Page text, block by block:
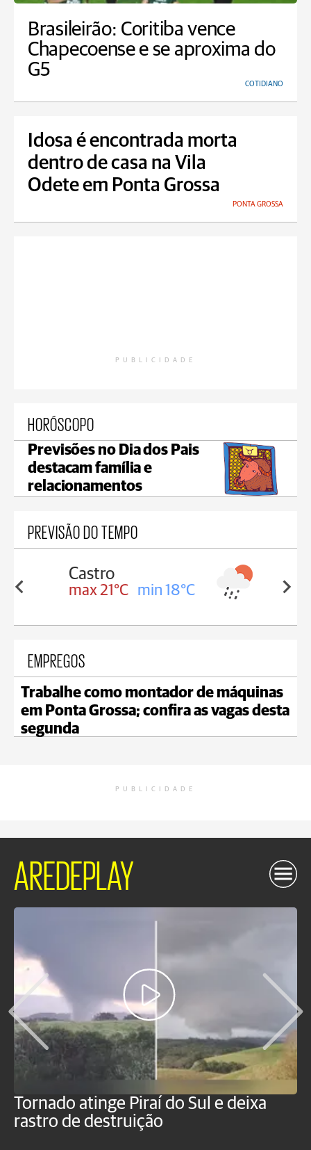
Brasileirão: Coritiba vence
Chapecoense e se aproxima do
G5
COTIDIANO
Idosa é encontrada morta
dentro de casa na Vila
Odete em Ponta Grossa
PONTA GROSSA
PUBLICIDADE
HORÓSCOPO
Previsões no Dia dos Pais
destacam família e
relacionamentos
PREVISÃO DO TEMPO
18°C max 20°C min 18°C
EMPREGOS
Trabalhe como montador de máquinas
em Ponta Grossa; confira as vagas desta
segunda
PUBLICIDADE
AREDEPLAY
Tornado atinge Piraí do Sul e deixa
rastro de destruição